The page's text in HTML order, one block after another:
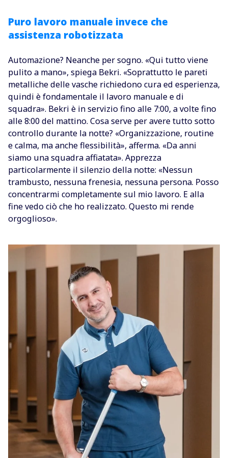
Puro lavoro manuale invece che
assistenza robotizzata
Automazione? Neanche per sogno. «Qui tutto viene
pulito a mano», spiega Bekri. «Soprattutto le pareti
metalliche delle vasche richiedono cura ed esperienza,
quindi è fondamentale il lavoro manuale e di
squadra». Bekri è in servizio fino alle 7:00, a volte fino
alle 8:00 del mattino. Cosa serve per avere tutto sotto
controllo durante la notte? «Organizzazione, routine
e calma, ma anche flessibilità», afferma. «Da anni
siamo una squadra affiatata». Apprezza
particolarmente il silenzio della notte: «Nessun
trambusto, nessuna frenesia, nessuna persona. Posso
concentrarmi completamente sul mio lavoro. E alla
fine vedo ciò che ho realizzato. Questo mi rende
orgoglioso».